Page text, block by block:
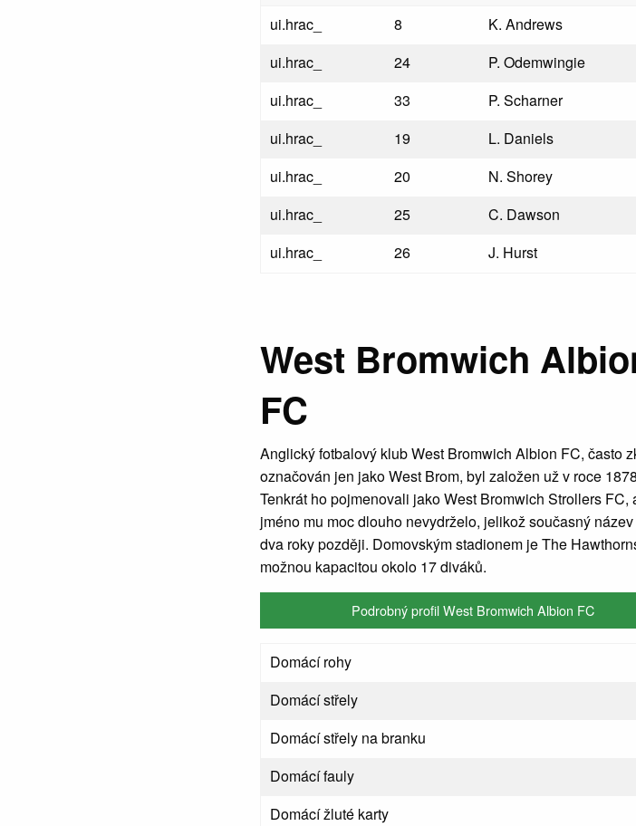
ui.hrac_
8
K. Andrews
ui.hrac_
24
P. Odemwingie
ui.hrac_
33
P. Scharner
ui.hrac_
19
L. Daniels
ui.hrac_
20
N. Shorey
ui.hrac_
25
C. Dawson
ui.hrac_
26 J. Hurst
West Bromwich
FC
Anglický fotbalový klub West Bromwich Albion FC, často
označován jen jako West Brom, byl založen už v roce
Tenkrát ho pojmenovali jako West Bromwich Strollers FC,
jméno mu moc dlouho nevydrželo, jelikož současný
dva roky později. Domovským stadionem je The
možnou kapacitou okolo 17 diváků.
Podrobný profil West Bromwich Albion FC
Domácí rohy
Domácí střely
Domácí střely na branku
Domácí fauly
Domácí žluté karty